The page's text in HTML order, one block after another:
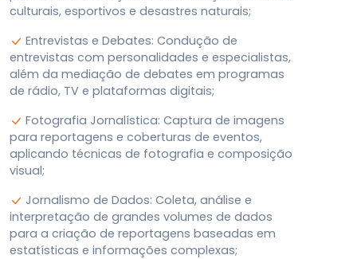
culturais, esportivos e desastres naturais;
Entrevistas e Debates: Condução de
entrevistas com personalidades e especialistas,
além da mediação de debates em programas
de rádio, TV e plataformas digitais;
Fotografia Jornalística: Captura de imagens
para reportagens e coberturas de eventos,
aplicando técnicas de fotografia e composição
visual;
Jornalismo de Dados: Coleta, análise e
interpretação de grandes volumes de dados
para a criação de reportagens baseadas em
estatísticas e informações complexas;